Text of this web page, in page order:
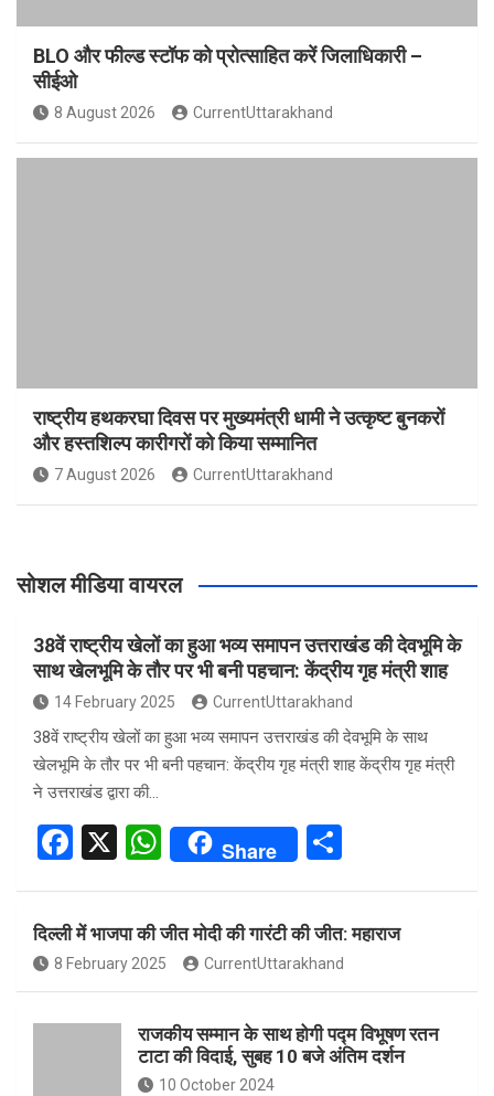
BLO और फील्ड स्टॉफ को प्रोत्साहित करें जिलाधिकारी –
सीईओ
8 August 2026 CurrentUttarakhand
राष्ट्रीय हथकरघा दिवस पर मुख्यमंत्री धामी ने उत्कृष्ट बुनकरों
और हस्तशिल्प कारीगरों को किया सम्मानित
7 August 2026 CurrentUttarakhand
सोशल मीडिया वायरल
38वें राष्ट्रीय खेलों का हुआ भव्य समापन उत्तराखंड की देवभूमि के
साथ खेलभूमि के तौर पर भी बनी पहचान: केंद्रीय गृह मंत्री शाह
14 February 2025 CurrentUttarakhand
38वें राष्ट्रीय खेलों का हुआ भव्य समापन उत्तराखंड की देवभूमि के साथ
खेलभूमि के तौर पर भी बनी पहचान: केंद्रीय गृह मंत्री शाह केंद्रीय गृह मंत्री
ने उत्तराखंड द्वारा की…
F
ce
b
o
o
X
W
at
s
A
p
p
Share
e
दिल्ली में भाजपा की जीत मोदी की गारंटी की जीत: महाराज
8 February 2025 CurrentUttarakhand
राजकीय सम्मान के साथ होगी पद्म विभूषण रतन
टाटा की विदाई, सुबह 10 बजे अंतिम दर्शन
10 October 2024